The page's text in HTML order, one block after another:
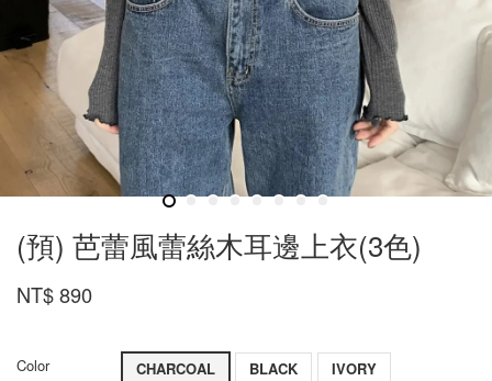
(預) 芭蕾風蕾絲木耳邊上衣(3色)
NT$ 890
Color CHARCOAL BLACK IVORY